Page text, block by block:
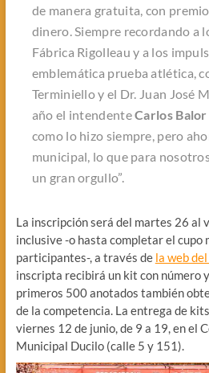
de manera gratuita, con
dinero. Siempre recordando a
Fábrica Rigolleau y a los
emblemática prueba atlética,
Terminiello y el Dr. Juan José
año el intendenteCarlos Balor
como lo hizo siempre, pero
municipal, lo que para
un gran orgullo”.
La inscripción será del martes 26 al
inclusive -o hasta completar el cupo
participantes-, a través de la web
inscripta recibirá un kit con número
primeros 500 anotados también
de la competencia. La entrega de
viernes 12 de junio, de 9 a 19, en el
Municipal Ducilo (calle 5 y 151).